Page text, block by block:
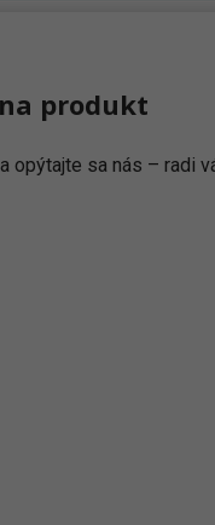
produkt
opýtajte sa nás – radi